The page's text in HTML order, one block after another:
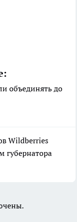
объединять до
Wildberries
губернатора